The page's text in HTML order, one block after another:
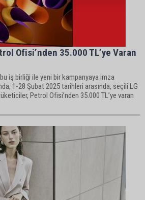
Ofisi’nden 35.000 TL’ye Varan
iş birliği ile yeni bir kampanyaya imza
1-28 Şubat 2025 tarihleri arasında, seçili LG
Petrol Ofisi’nden 35.000 TL’ye varan